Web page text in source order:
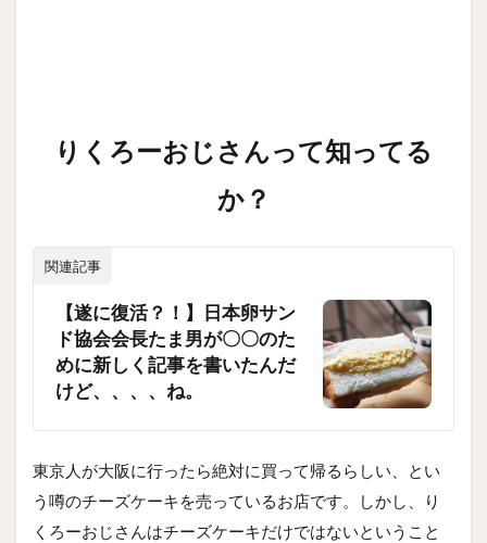
りくろーおじさんって知ってる
か？
関連記事
【遂に復活？！】日本卵サン
ド協会会長たま男が〇〇のた
めに新しく記事を書いたんだ
けど、、、、ね。
東京人が大阪に行ったら絶対に買って帰るらしい、とい
う噂のチーズケーキを売っているお店です。しかし、り
くろーおじさんはチーズケーキだけではないということ